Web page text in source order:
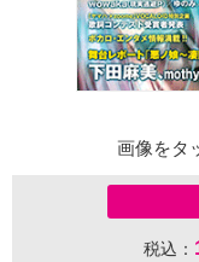
画像をタ
税込：